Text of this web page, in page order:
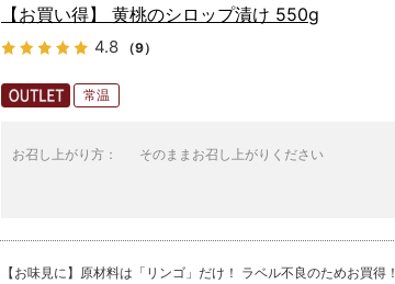
【お買い得】 黄桃のシロップ漬け 550g
4.8 （9）
常温
お召し上がり方： そのままお召し上がりください
【お味見に】原材料は「リンゴ」だけ！ ラベル不良のためお買得！